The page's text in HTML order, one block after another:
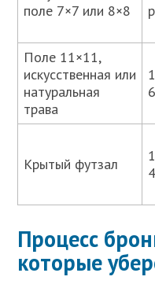
поле 7×7 или 8×8
Поле 11×11,
искусственная или
натуральная
трава
Крытый футзал
Процесс
которые